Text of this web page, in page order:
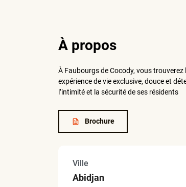
À propos
À Faubourgs de Cocody, vous
expérience de vie exclusive, douce et
l’intimité et la sécurité de ses résidents
Brochure
Ville
Abidjan